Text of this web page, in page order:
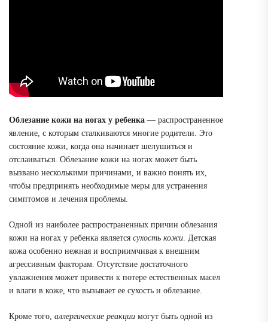
Облезание кожи на ногах у ребенка — распространенное
явление, с которым сталкиваются многие родители. Это
состояние кожи, когда она начинает шелушиться и
отслаиваться. Облезание кожи на ногах может быть
вызвано несколькими причинами, и важно понять их,
чтобы предпринять необходимые меры для устранения
симптомов и лечения проблемы.
Одной из наиболее распространенных причин облезания
кожи на ногах у ребенка является сухость кожи. Детская
кожа особенно нежная и восприимчивая к внешним
агрессивным факторам. Отсутствие достаточного
увлажнения может привести к потере естественных масел
и влаги в коже, что вызывает ее сухость и облезание.
Кроме того, аллергические реакции могут быть одной из